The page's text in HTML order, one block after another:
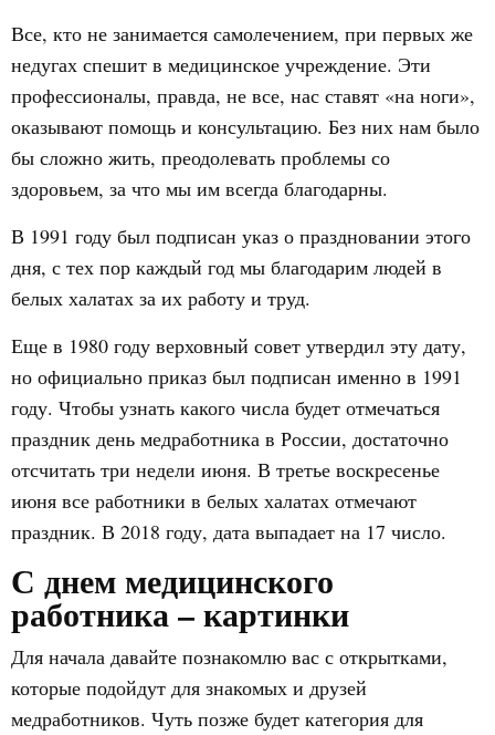
Все, кто не занимается самолечением, при первых же
недугах спешит в медицинское учреждение. Эти
профессионалы, правда, не все, нас ставят «на ноги»,
оказывают помощь и консультацию. Без них нам было
бы сложно жить, преодолевать проблемы со
здоровьем, за что мы им всегда благодарны.
В 1991 году был подписан указ о праздновании этого
дня, с тех пор каждый год мы благодарим людей в
белых халатах за их работу и труд.
Еще в 1980 году верховный совет утвердил эту дату,
но официально приказ был подписан именно в 1991
году. Чтобы узнать какого числа будет отмечаться
праздник день медработника в России, достаточно
отсчитать три недели июня. В третье воскресенье
июня все работники в белых халатах отмечают
праздник. В 2018 году, дата выпадает на 17 число.
С днем медицинского
работника – картинки
Для начала давайте познакомлю вас с открытками,
которые подойдут для знакомых и друзей
медработников. Чуть позже будет категория для